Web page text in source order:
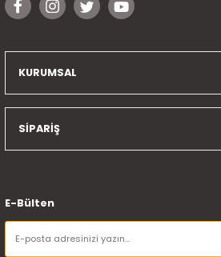
KURUMSAL
SİPARİŞ
E-Bülten